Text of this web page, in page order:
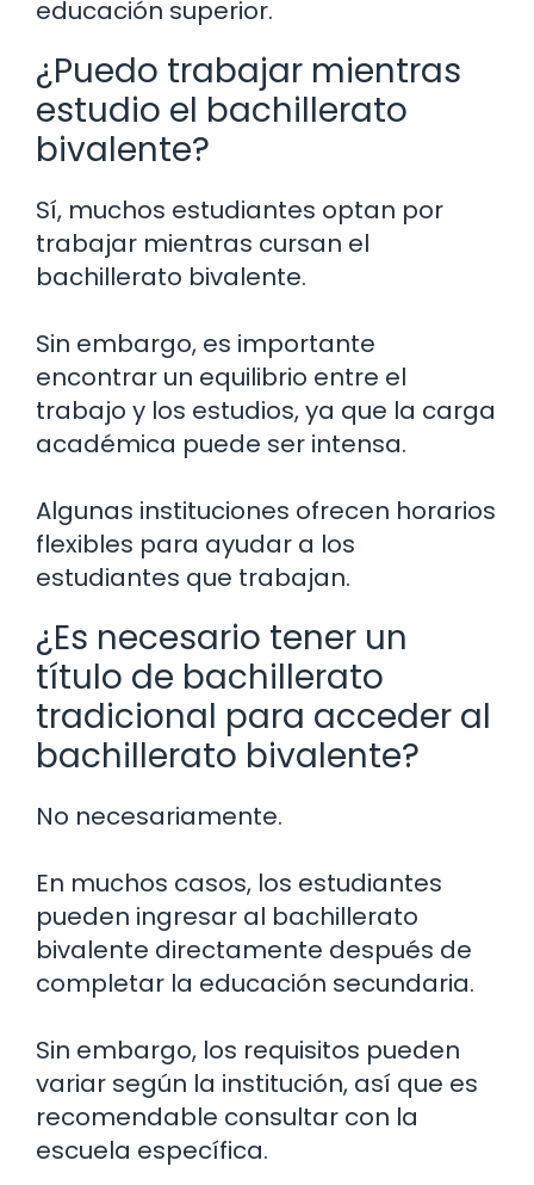
educación superior.
¿Puedo trabajar mientras
estudio el bachillerato
bivalente?
Sí, muchos estudiantes optan por
trabajar mientras cursan el
bachillerato bivalente.
Sin embargo, es importante
encontrar un equilibrio entre el
trabajo y los estudios, ya que la carga
académica puede ser intensa.
Algunas instituciones ofrecen horarios
flexibles para ayudar a los
estudiantes que trabajan.
¿Es necesario tener un
título de bachillerato
tradicional para acceder al
bachillerato bivalente?
No necesariamente.
En muchos casos, los estudiantes
pueden ingresar al bachillerato
bivalente directamente después de
completar la educación secundaria.
Sin embargo, los requisitos pueden
variar según la institución, así que es
recomendable consultar con la
escuela específica.